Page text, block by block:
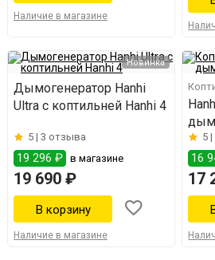
Наличие в магазине
Новинка
Дымогенератор Hanhi
Ultra с коптильней Hanhi 4
5 | 3 отзыва
19 296 ₽ в магазине
19 690 ₽
Наличие в магазине
5 |
16
17